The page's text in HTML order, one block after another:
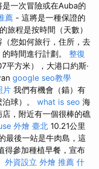
一次冒險或在Auba的
薦 - 這將是一種保證的
旅程是按時間（天數）
您如何旅行，住所，去
時間進行計劃。 整復
平方米），大港口約斯·
google seo教學
片 我們有機會（錨）有
球）。 what is seo 海
，附近有一個很棒的礁
外燴 臺北 10.21公里
最後一站是牛肉島，這
得參加種植早餐，宣布
外資設立 外燴 推薦 什